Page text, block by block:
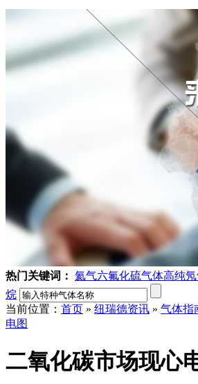
热门关键词： 氦气六氟化硫气体高纯
烷
当前位置： 首页 » 纽瑞德资讯 » 气体指
电图
二氧化碳市场现心